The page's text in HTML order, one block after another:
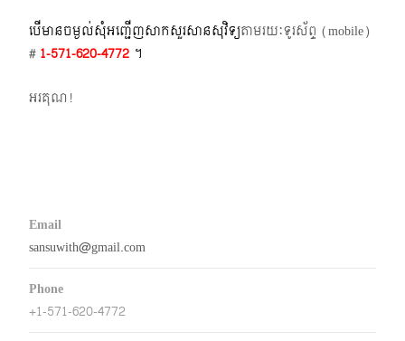
បើមានចម្ងល់​សុំអញ្ជើញសាកសួរសានសុវិទ្យតាមរយៈទូរស័ព្ទ​ (mobile)​
# 1-571-620-4772​ ។
អរគុណ!
Email
sansuwith@gmail.com
Phone
+1-571-620-4772